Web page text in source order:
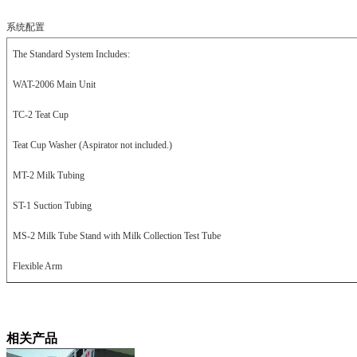
系统配置
The Standard System Includes:
WAT-2006 Main Unit
TC-2 Teat Cup
Teat Cup Washer (Aspirator not included.)
MT-2 Milk Tubing
ST-1 Suction Tubing
MS-2 Milk Tube Stand with Milk Collection Test Tube
Flexible Arm
相关产品